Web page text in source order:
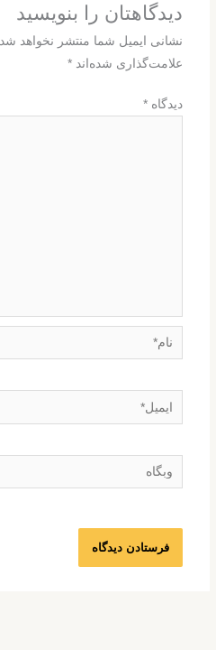
دیدگاهتان را بنویسید
نشانی ایمیل شما منتشر نخواهد شد.
علامت‌گذاری شده‌اند *
دیدگاه *
نام*
ایمیل*
وبگاه